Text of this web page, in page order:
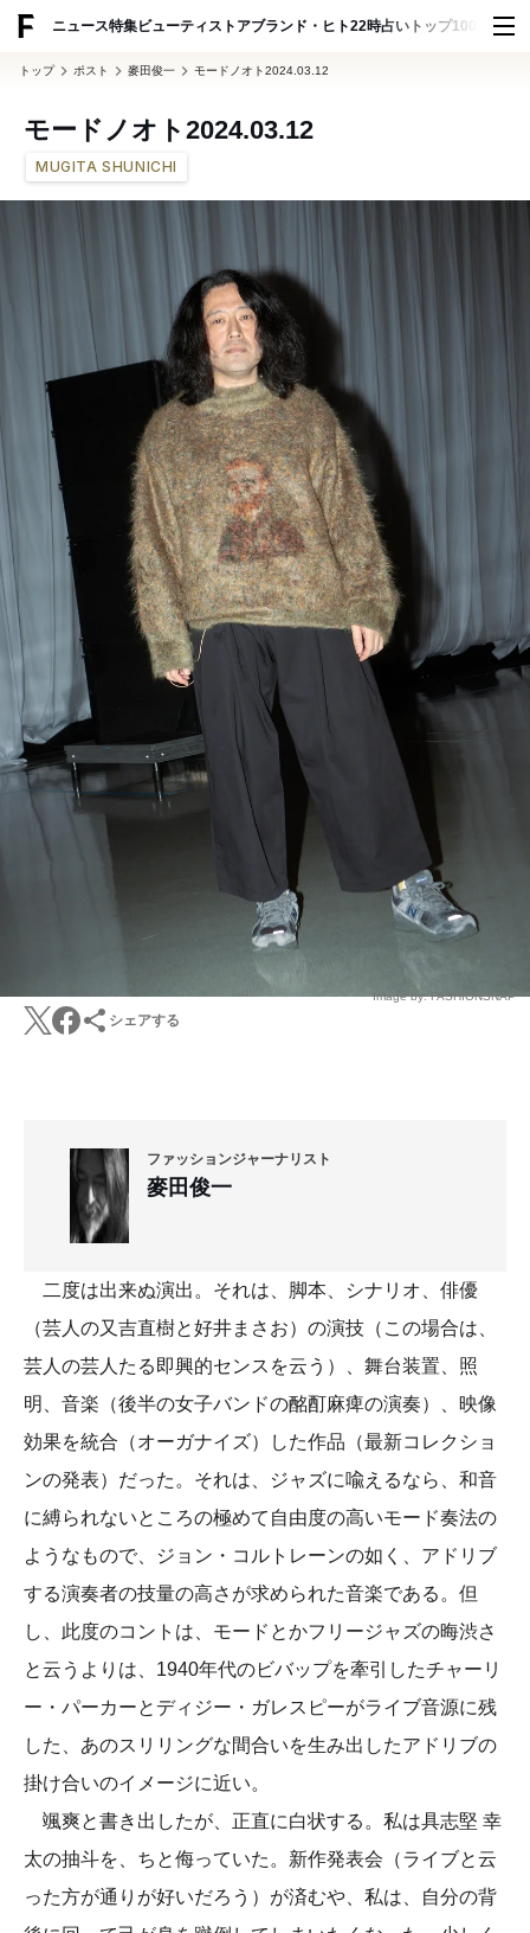
ニュース特集ビューティ ストアブランド・ヒト22時占い トップ100 スナッ
トップ ポスト 麥田俊一 モードノオト2024.03.12
モードノオト2024.03.12
MUGITA SHUNICHI
Image by: FASHIONSNAP
シェアする
ファッションジャーナリスト
麥田俊一
二度は出来ぬ演出。それは、脚本、シナリオ、俳優
（芸人の又吉直樹と好井まさお）の演技（この場合は、
芸人の芸人たる即興的センスを云う）、舞台装置、照
明、音楽（後半の女子バンドの酩酊麻痺の演奏）、映像
効果を統合（オーガナイズ）した作品（最新コレクショ
ンの発表）だった。それは、ジャズに喩えるなら、和音
に縛られないところの極めて自由度の高いモード奏法の
ようなもので、ジョン・コルトレーンの如く、アドリブ
する演奏者の技量の高さが求められた音楽である。但
し、此度のコントは、モードとかフリージャズの晦渋さ
と云うよりは、1940年代のビバップを牽引したチャーリ
ー・パーカーとディジー・ガレスピーがライブ音源に残
した、あのスリリングな間合いを生み出したアドリブの
掛け合いのイメージに近い。
颯爽と書き出したが、正直に白状する。私は具志堅 幸
太の抽斗を、ちと侮っていた。新作発表会（ライブと云
った方が通りが好いだろう）が済むや、私は、自分の背